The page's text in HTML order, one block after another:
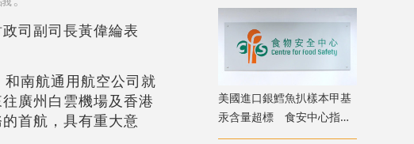
司副司長黃偉綸表
南航通用航空公司就
廣州白雲機場及香港
首航，具有重大意
美國進口銀鱈魚扒樣本甲基
汞含量超標 食安中心指令
下架